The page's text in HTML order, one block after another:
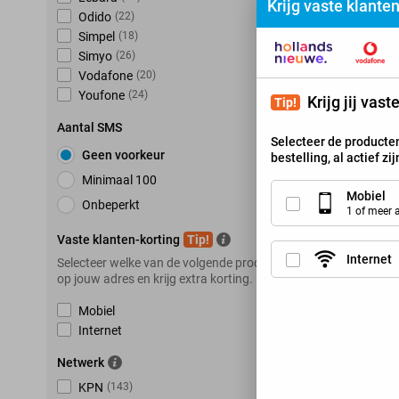
Odido (22)
Simpel (18)
Simyo (26)
Vodafone (20)
Youfone (24)
Aantal SMS
Geen voorkeur
Minimaal 100
Onbeperkt
Vaste klanten-korting Tip!
Selecteer welke van de volgende producten je hebt
op jouw adres en krijg extra korting.
Mobiel
Internet
Netwerk
KPN (143)
Krijg vaste
Tip! Krijg jij
Selecteer de
bestelling, al actief
Mobiel
1 of meer
Internet